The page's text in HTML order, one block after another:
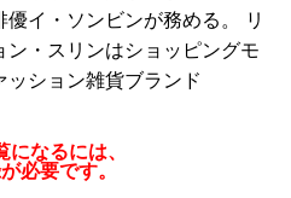
イ・ソンビンが務める。 リ
ン・スリンはショッピングモ
ション雑貨ブランド
になるには、
必要です。